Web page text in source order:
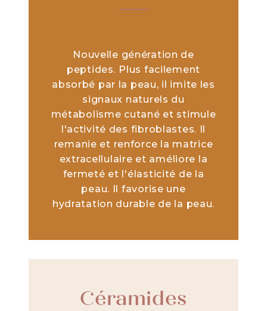
Nouvelle génération de
peptides. Plus facilement
absorbé par la peau, il imite les
signaux naturels du
métabolisme cutané et stimule
l'activité des fibroblastes. Il
remanie et renforce la matrice
extracellulaire et améliore la
fermeté et l'élasticité de la
peau. Il favorise une
hydratation durable de la peau.
Céramides